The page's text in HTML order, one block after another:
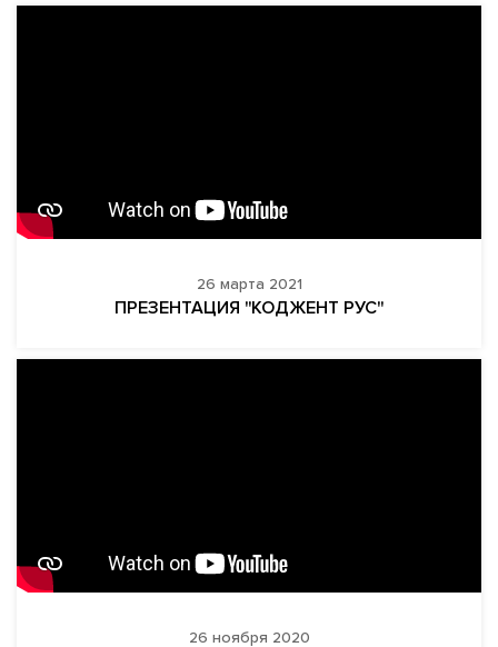
26 марта 2021
ПРЕЗЕНТАЦИЯ "КОДЖЕНТ РУС"
26 ноября 2020